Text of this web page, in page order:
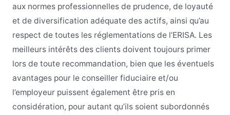
aux normes professionnelles de prudence, de loyauté
et de diversification adéquate des actifs, ainsi qu’au
respect de toutes les réglementations de l’ERISA. Les
meilleurs intérêts des clients doivent toujours primer
lors de toute recommandation, bien que les éventuels
avantages pour le conseiller fiduciaire et/ou
l’employeur puissent également être pris en
considération, pour autant qu’ils soient subordonnés